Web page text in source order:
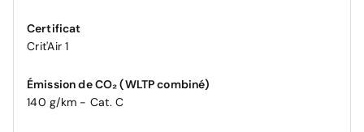
Certificat
Crit'Air 1
Émission de CO₂ (WLTP combiné)
140 g/km - Cat. C